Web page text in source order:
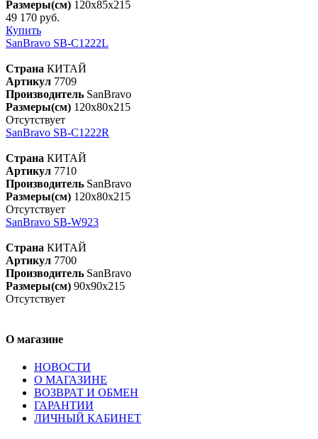
Размеры(см) 120x85x215
49 170 руб.
Купить
SanBravo SB-C1222L
Страна КИТАЙ
Артикул 7709
Производитель SanBravo
Размеры(см) 120x80x215
Отсутствует
SanBravo SB-C1222R
Страна КИТАЙ
Артикул 7710
Производитель SanBravo
Размеры(см) 120x80x215
Отсутствует
SanBravo SB-W923
Страна КИТАЙ
Артикул 7700
Производитель SanBravo
Размеры(см) 90x90x215
Отсутствует
О магазине
НОВОСТИ
О МАГАЗИНЕ
ВОЗВРАТ И ОБМЕН
ГАРАНТИИ
ЛИЧНЫЙ КАБИНЕТ